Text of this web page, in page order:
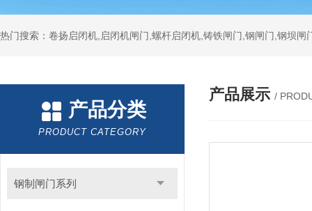
热门搜索：卷扬启闭机,启闭机闸门,螺杆启闭机,铸铁闸门,钢闸门,钢坝
产品分类
PRODUCT CATEGORY
钢制闸门系列
产品展示 /